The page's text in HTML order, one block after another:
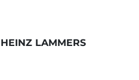
HEINZ LAMMERS